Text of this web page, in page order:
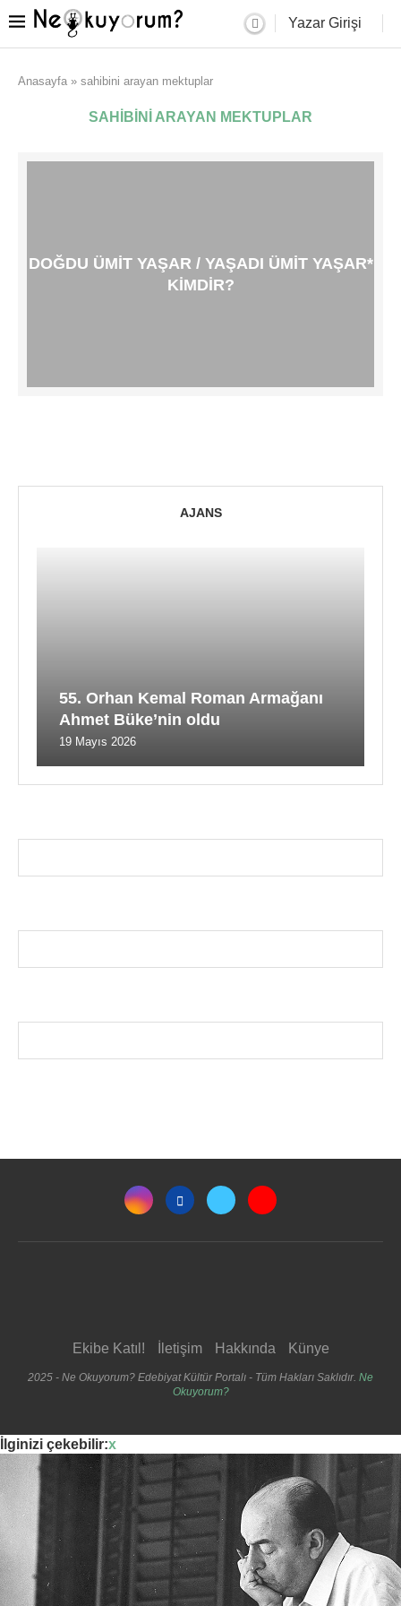
Yazar Girişi
Anasayfa » sahibini arayan mektuplar
SAHIBINI ARAYAN MEKTUPLAR
DOĞDU ÜMIT YAŞAR / YAŞADI ÜMIT YAŞAR*
KIMDIR?
AJANS
55. Orhan Kemal Roman Armağanı
Ahmet Büke’nin oldu
19 Mayıs 2026
Ekibe Katıl! İletişim Hakkında Künye
2025 - Ne Okuyorum? Edebiyat Kültür Portalı - Tüm Hakları Saklıdır. Ne
Okuyorum?
İlginizi çekebilir:x